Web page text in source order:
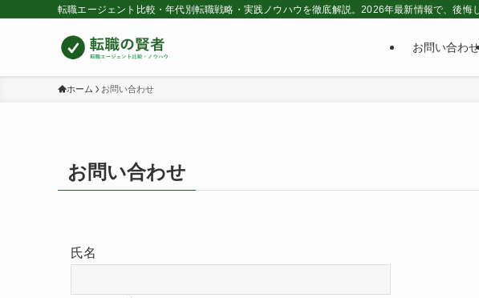
転職エージェント比較・年代別転職戦略・実践ノウハウを徹底解説。2026年最新情報で、後悔
お問い合わせ
ホーム お問い合わせ
お問い合わせ
氏名